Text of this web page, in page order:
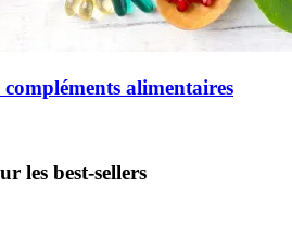
alimentaires
les best-sellers